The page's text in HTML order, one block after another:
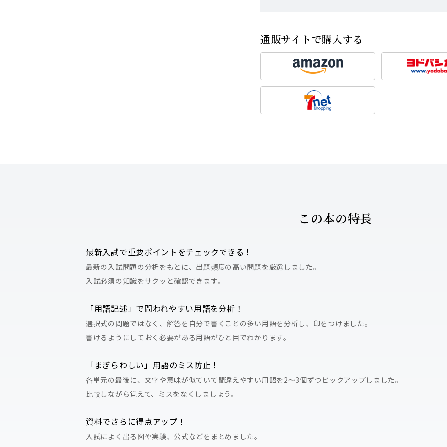
通販サイトで購入する
この本の特長
最新入試で重要ポイントをチェックできる！
最新の入試問題の分析をもとに、出題頻度の高い問題を厳選しました。
入試必須の知識をサクッと確認できます。
「用語記述」で問われやすい用語を分析！
選択式の問題ではなく、解答を自分で書くことの多い用語を分析し、印をつけました。
書けるようにしておく必要がある用語がひと目でわかります。
「まぎらわしい」用語のミス防止！
各単元の最後に、文字や意味が似ていて間違えやすい用語を2～3個ずつピックアップしました。
比較しながら覚えて、ミスをなくしましょう。
資料でさらに得点アップ！
入試によく出る図や実験、公式などをまとめました。